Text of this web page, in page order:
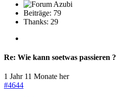
Beiträge: 79
Thanks: 29
Re: Wie kann soetwas passieren ?
1 Jahr 11 Monate her
#4644